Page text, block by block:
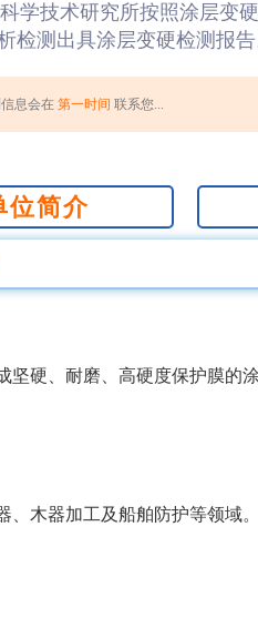
学技术研究所按照涂层变
检测出具涂层变硬检测报告
息会在 第一时间 联系您...
位简介
硬、耐磨、高硬度保护膜的
木器加工及船舶防护等领域